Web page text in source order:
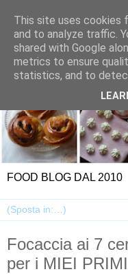
FOOD BLOG DAL 2010
Focaccia ai 7
per i MIEI
This site uses cookies
and to analyze traffic.
shared with Google
metrics to ensure
statistics, and to